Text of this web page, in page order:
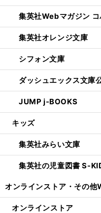
集英社Webマガジン コ
集英社オレンジ文庫
シフォン文庫
ダッシュエックス文庫
JUMP j-BOOKS
キッズ
集英社みらい文庫
集英社の児童図書 S-
オンラインストア・ その他
オンラインストア